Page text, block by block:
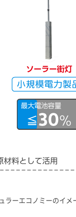
ラーエコノミーのイメ